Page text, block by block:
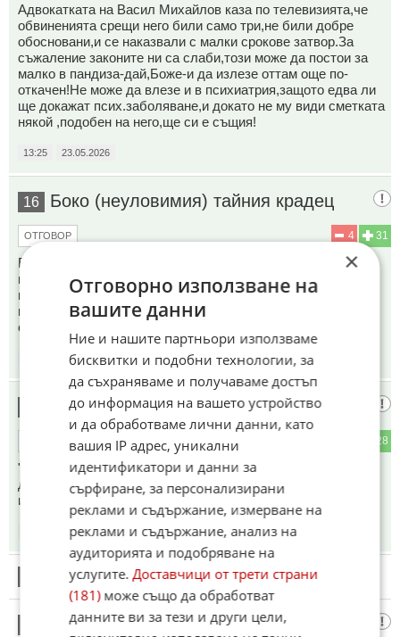
Адвокатката на Васил Михайлов каза по телевизията,че
обвиненията срещи него били само три,не били добре
обосновани,и се наказвали с малки срокове затвор.За
съжаление законите ни са слаби,този може да постои за
малко в пандиза-дай,Боже-и да излезе оттам още по-
откачен!Не може да влезе и в психиатрия,защото едва ли
ще докажат псих.заболяване,и докато не му види сметката
някой ,подобен на него,ще си е същия!
13:25 23.05.2026
16 Боко (неуловимия) тайния крадец
31
4
ОТГОВОР
Етоооо започва се ....със тия не може да преговарям и
пазаря маи ще бягам от кочината която направихме със
пиши и ще отида на почивка ори оная хубавица в испания
на която и купих къща за милиони да си оръскам скромно
събраните пари !
23.05.2026
хихи
28
"... има интересни имена, свързани с някои институции.."
демократични, жълтопаветни имена предполагам, а
институциите са от някое НПо Петрохан предполагам
23.05.2026
Този коментар е премахнат от модератор.
СиД
×
Отговорно използване на
вашите данни
Ние и нашите партньори използваме
бисквитки и подобни технологии, за
да съхраняваме и получаваме достъп
до информация на вашето устройство
и да обработваме лични данни, като
вашия IP адрес, уникални
идентификатори и данни за
сърфиране, за персонализирани
реклами и съдържание, измерване на
реклами и съдържание, анализ на
аудиторията и подобряване на
услугите.Доставчици от трети страни
(181)може също да обработват
данните ви за тези и други цели,